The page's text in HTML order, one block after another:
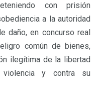
con prisión
a la autoridad
daño, en concurso real
común de bienes,
ilegítima de la libertad
violencia y contra su